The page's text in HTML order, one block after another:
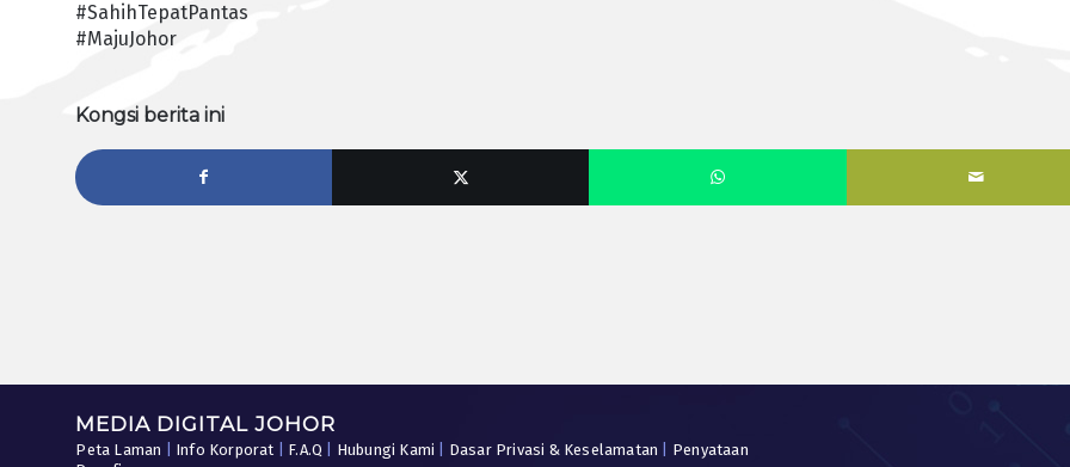
#SahihTepatPantas
#MajuJohor
Kongsi berita ini
MEDIA DIGITAL JOHOR
Peta Laman Info Korporat F.A.Q Hubungi Kami Dasar Privasi & Keselamatan
Penyataan